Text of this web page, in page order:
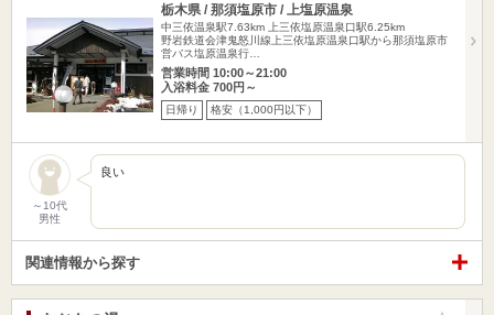
栃木県 / 那須塩原市 / 上塩原温泉
中三依温泉駅7.63km
上三依塩原温泉口駅6.25km
野岩鉄道会津鬼怒川線上三依塩原温泉口駅から那須塩原市
営バス塩原温泉行…
営業時間 10:00～21:00
入浴料金 700円～
日帰り 格安（1,000円以下）
～10代
男性
良い
関連情報から探す